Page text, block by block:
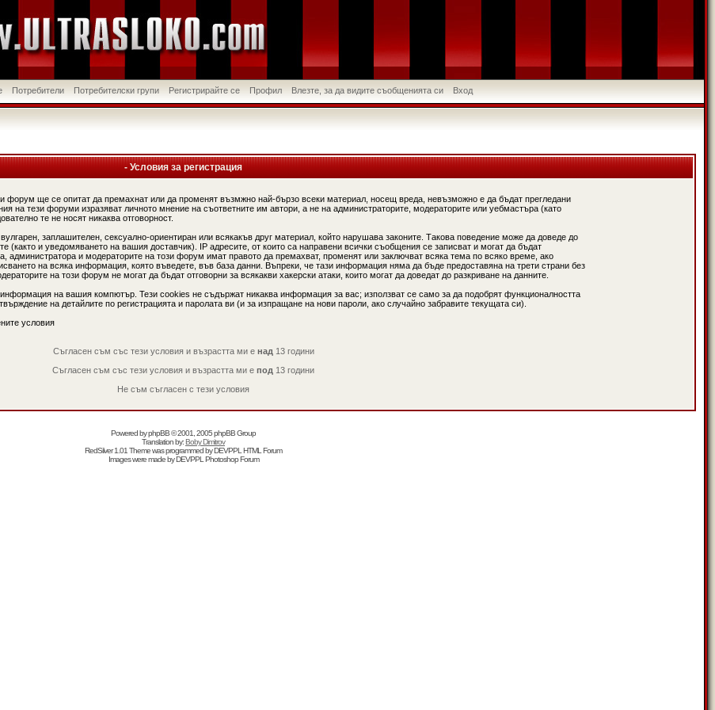
Потребители Потребителски групи Регистрирайте се Профил Влезте, за да видите съобщенията си Вход
- Условия за регистрация
форум ще се опитат да премахнат или да променят възмжно най-бързо всеки материал, носещ вреда, невъзможно е да бъдат прегледани
на тези форуми изразяват личното мнение на съответните им автори, а не на администраторите, модераторите или уебмастъра (като
те не носят никаква отговорност.
заплашителен, сексуално-ориентиран или всякакъв друг материал, който нарушава законите. Такова поведение може да доведе до
(както и уведомяването на вашия доставчик). IP адресите, от които са направени всички съобщения се записват и могат да бъдат
администратора и модераторите на този форум имат правото да премахват, променят или заключват всяка тема по всяко време, ако
на всяка информация, която въведете, във база данни. Въпреки, че тази информация няма да бъде предоставяна на трети страни без
на този форум не могат да бъдат отговорни за всякакви хакерски атаки, които могат да доведат до разкриване на данните.
на вашия компютър. Тези cookies не съдържат никаква информация за вас; използват се само за да подобрят функционалността
на детайлите по регистрацията и паролата ви (и за изпращане на нови пароли, ако случайно забравите текущата си).
условия
Съгласен съм със тези условия и възрастта ми е над 13 години
Съгласен съм със тези условия и възрастта ми е под 13 години
Не съм съгласен с тези условия
Powered byphpBB© 2001, 2005 phpBB Group
Translation by:Boby Dimitrov
RedSilver 1.01 Theme was programmed byDEVPPL HTML Forum
Images were made byDEVPPL Photoshop Forum